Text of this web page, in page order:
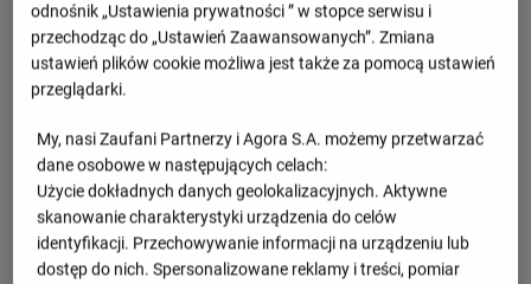
odnośnik „Ustawienia prywatności ” w stopce serwisu i
przechodząc do „Ustawień Zaawansowanych”. Zmiana
ustawień plików cookie możliwa jest także za pomocą ustawień
przeglądarki.
My, nasi Zaufani Partnerzy i Agora S.A. możemy przetwarzać
dane osobowe w następujących celach:
Użycie dokładnych danych geolokalizacyjnych. Aktywne
skanowanie charakterystyki urządzenia do celów
identyfikacji. Przechowywanie informacji na urządzeniu lub
dostęp do nich. Spersonalizowane reklamy i treści, pomiar